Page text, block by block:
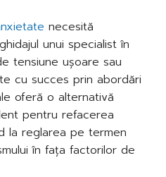
necesită
unui specialist în
tensiune ușoare sau
cu succes prin abordări
oferă o alternativă
pentru refacerea
la reglarea pe termen
în fața factorilor de